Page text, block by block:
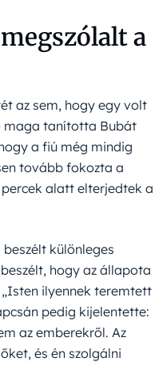
a
az sem, hogy egy volt
maga tanította Bubát
a fiú még mindig
tovább fokozta a
alatt elterjedtek a
különleges
hogy az állapota
ilyennek teremtett
pedig kijelentette:
az emberekről. Az
és én szolgálni